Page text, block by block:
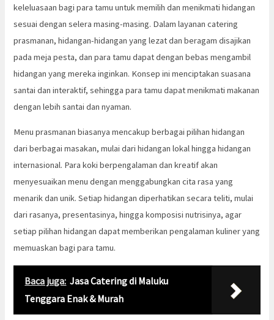
keleluasaan bagi para tamu untuk memilih dan menikmati hidangan
sesuai dengan selera masing-masing. Dalam layanan catering
prasmanan, hidangan-hidangan yang lezat dan beragam disajikan
pada meja pesta, dan para tamu dapat dengan bebas mengambil
hidangan yang mereka inginkan. Konsep ini menciptakan suasana
santai dan interaktif, sehingga para tamu dapat menikmati makanan
dengan lebih santai dan nyaman.
Menu prasmanan biasanya mencakup berbagai pilihan hidangan
dari berbagai masakan, mulai dari hidangan lokal hingga hidangan
internasional. Para koki berpengalaman dan kreatif akan
menyesuaikan menu dengan menggabungkan cita rasa yang
menarik dan unik. Setiap hidangan diperhatikan secara teliti, mulai
dari rasanya, presentasinya, hingga komposisi nutrisinya, agar
setiap pilihan hidangan dapat memberikan pengalaman kuliner yang
memuaskan bagi para tamu.
Baca juga: Jasa Catering di Maluku
Tenggara Enak & Murah